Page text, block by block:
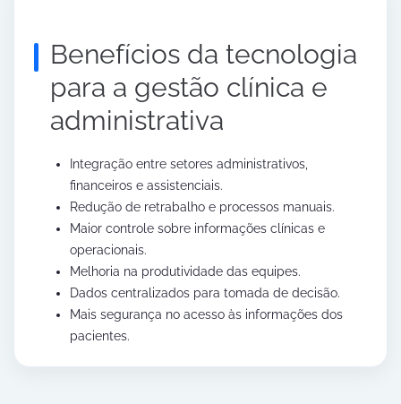
Benefícios da tecnologia
para a gestão clínica e
administrativa
Integração entre setores administrativos,
financeiros e assistenciais.
Redução de retrabalho e processos manuais.
Maior controle sobre informações clínicas e
operacionais.
Melhoria na produtividade das equipes.
Dados centralizados para tomada de decisão.
Mais segurança no acesso às informações dos
pacientes.